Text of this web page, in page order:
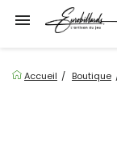

Accueil Boutique